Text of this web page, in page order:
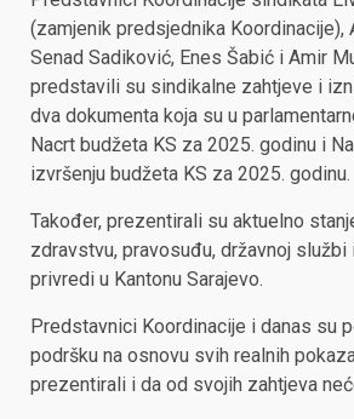
(zamjenik predsjednika Koordinacije),
Senad Sadiković, Enes Šabić i Amir
predstavili su sindikalne zahtjeve i
dva dokumenta koja su u
Nacrt budžeta KS za 2025. godinu i
izvršenju budžeta KS za 2025. godinu.
Također, prezentirali su aktuelno
zdravstvu, pravosuđu, državnoj službi
privredi u Kantonu Sarajevo.
Predstavnici Koordinacije i danas su
podršku na osnovu svih realnih
prezentirali i da od svojih zahtjeva